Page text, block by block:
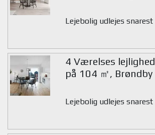
Lejebolig udlejes snarest
4 Værelses lejlighed
på 104 ㎡, Brøndby
Lejebolig udlejes snarest